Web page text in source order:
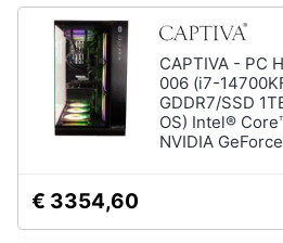
CAPTIVA - PC
006 (i7-
GDDR7/SSD
OS) Intel®
NVIDIA
€ 3354,60